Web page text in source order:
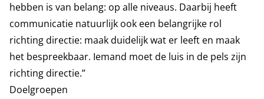
hebben is van belang: op alle niveaus. Daarbij heeft
communicatie natuurlijk ook een belangrijke rol
richting directie: maak duidelijk wat er leeft en maak
het bespreekbaar. Iemand moet de luis in de pels zijn
richting directie.”
Doelgroepen